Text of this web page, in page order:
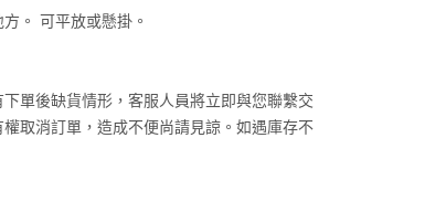
。 可平放或懸掛。
單後缺貨情形，客服人員將立即與您聯繫交
取消訂單，造成不便尚請見諒。如遇庫存不